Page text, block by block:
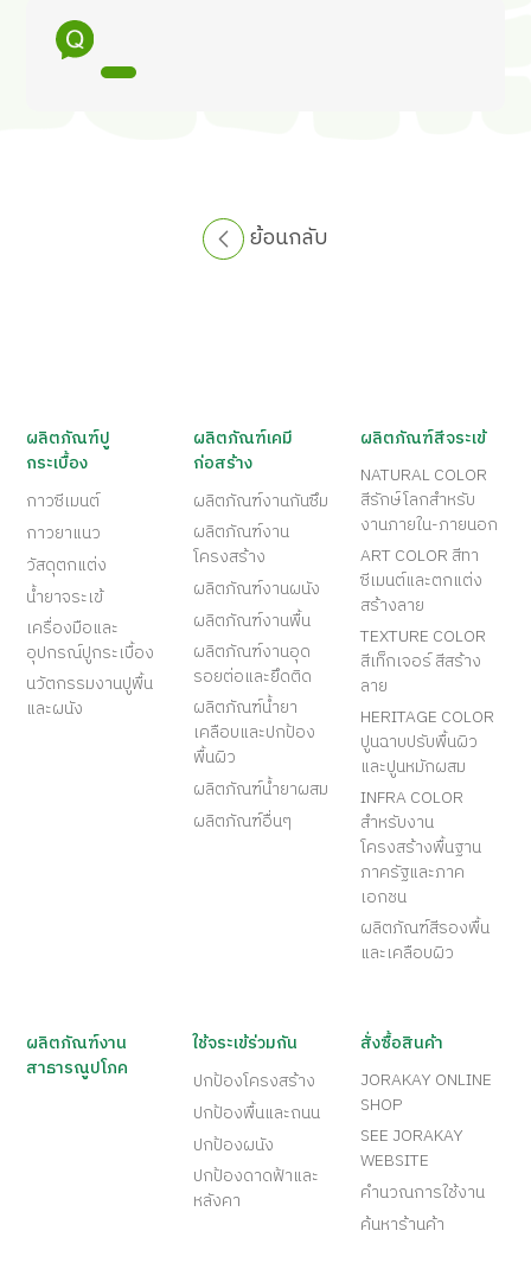
ย้อนกลับ
ผลิตภัณฑ์ปู
กระเบื้อง
กาวซีเมนต์
กาวยาแนว
วัสดุตกแต่ง
น้ำยาจระเข้
เครื่องมือและ
อุปกรณ์ปูกระเบื้อง
นวัตกรรมงานปูพื้น
และผนัง
ผลิตภัณฑ์เคมี
ก่อสร้าง
ผลิตภัณฑ์งานกันซึม
ผลิตภัณฑ์งาน
โครงสร้าง
ผลิตภัณฑ์งานผนัง
ผลิตภัณฑ์งานพื้น
ผลิตภัณฑ์งานอุด
รอยต่อและยึดติด
ผลิตภัณฑ์น้ำยา
เคลือบและปกป้อง
พื้นผิว
ผลิตภัณฑ์น้ำยาผสม
ผลิตภัณฑ์อื่นๆ
ผลิตภัณฑ์สีจระเข้
NATURAL COLOR
สีรักษ์โลกสำหรับ
งานภายใน-ภายนอก
ART COLOR สีทา
ซีเมนต์และตกแต่ง
สร้างลาย
TEXTURE COLOR
สีเท็กเจอร์ สีสร้าง
ลาย
HERITAGE COLOR
ปูนฉาบปรับพื้นผิว
และปูนหมักผสม
INFRA COLOR
สำหรับงาน
โครงสร้างพื้นฐาน
ภาครัฐและภาค
เอกชน
ผลิตภัณฑ์สีรองพื้น
และเคลือบผิว
ผลิตภัณฑ์งาน
สาธารณูปโภค
ใช้จระเข้ร่วมกัน
ปกป้องโครงสร้าง
ปกป้องพื้นและถนน
ปกป้องผนัง
ปกป้องดาดฟ้าและ
หลังคา
สั่งซื้อสินค้า
JORAKAY ONLINE
SHOP
SEE JORAKAY
WEBSITE
คำนวณการใช้งาน
ค้นหาร้านค้า